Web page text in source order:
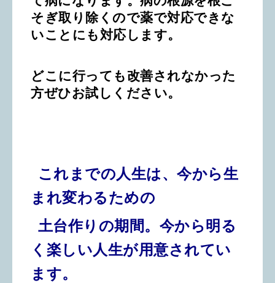
そぎ取り除くので薬で対応できな
いことにも対応します。
どこに行っても改善されなかった
方ぜひお試しください。
これまでの人生は、今から生
まれ変わるための
土台作りの期間。 今から明る
く楽しい人生が用意されてい
ます。